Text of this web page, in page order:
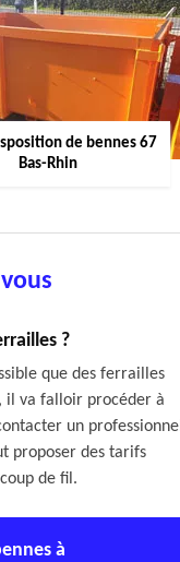
de bennes 67
Bas-Rhin
?
que des ferrailles
il va falloir procéder à
un professionnel
proposer des tarifs
de fil.
à